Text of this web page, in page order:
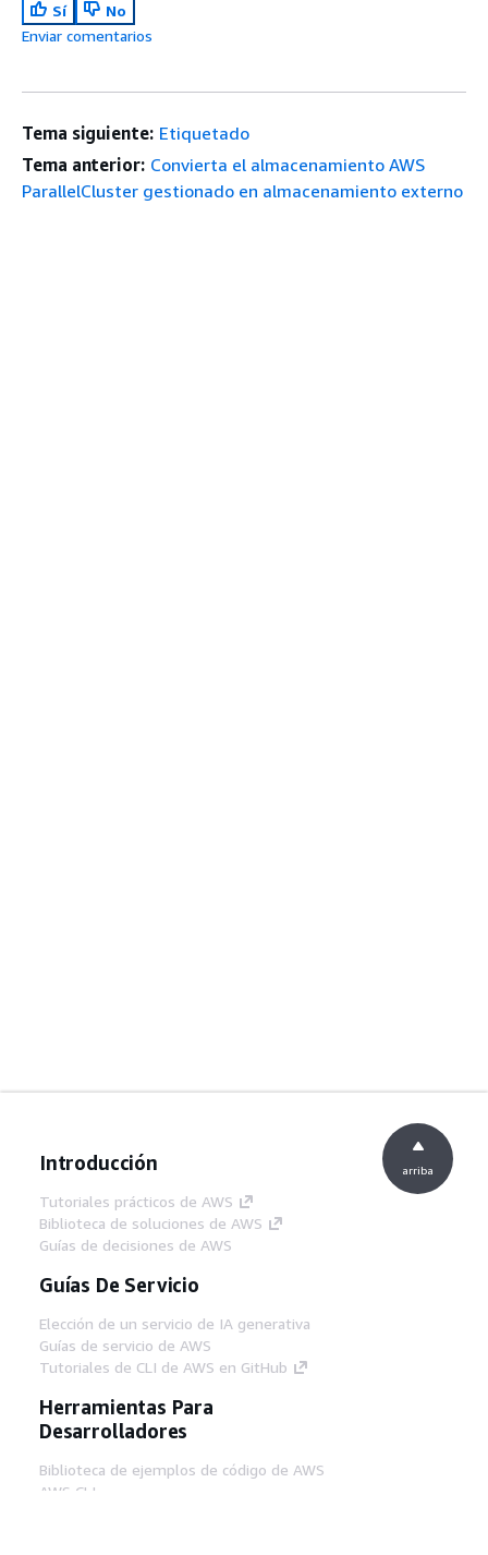
Sí
No
Enviar comentarios
Tema siguiente: Etiquetado
Tema anterior: Convierta el almacenamiento AWS
ParallelCluster gestionado en almacenamiento externo
Introducción
Tutoriales prácticos de AWS
Biblioteca de soluciones de AWS
Guías de decisiones de AWS
Guías De Servicio
Elección de un servicio de IA generativa
Guías de servicio de AWS
Tutoriales de CLI de AWS en GitHub
Herramientas Para
Desarrolladores
Biblioteca de ejemplos de código de AWS
AWS CLI
arriba